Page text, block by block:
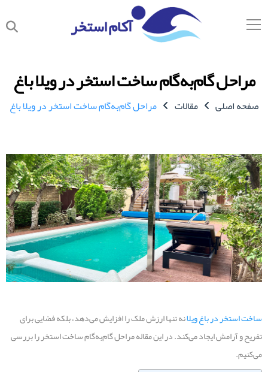
مراحل گام‌به‌گام ساخت استخر در ویلا باغ
صفحه اصلی مقالات مراحل گام‌به‌گام ساخت استخر در ویلا باغ
ساخت استخر در باغ ویلانه تنها ارزش ملک را افزایش می‌دهد، بلکه فضایی برای
تفریح و آرامش ایجاد می‌کند. در این مقاله مراحل گام‌به‌گام ساخت استخر را بررسی
می‌کنیم.